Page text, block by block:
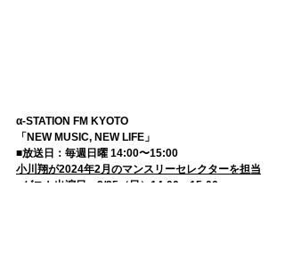
α-STATION FM KYOTO
「NEW MUSIC, NEW LIFE」
■放送日：毎週日曜 14:00〜15:00
小川翔が2024年2月のマンスリーセレクターを担当
■ゲスト出演日：2/25（日）14:00〜15:00